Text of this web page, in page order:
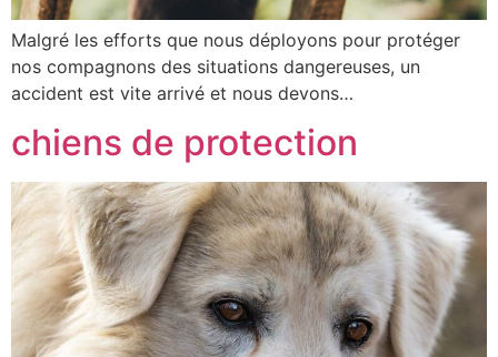
Malgré les efforts que nous déployons pour protéger
nos compagnons des situations dangereuses, un
accident est vite arrivé et nous devons…
chiens de protection